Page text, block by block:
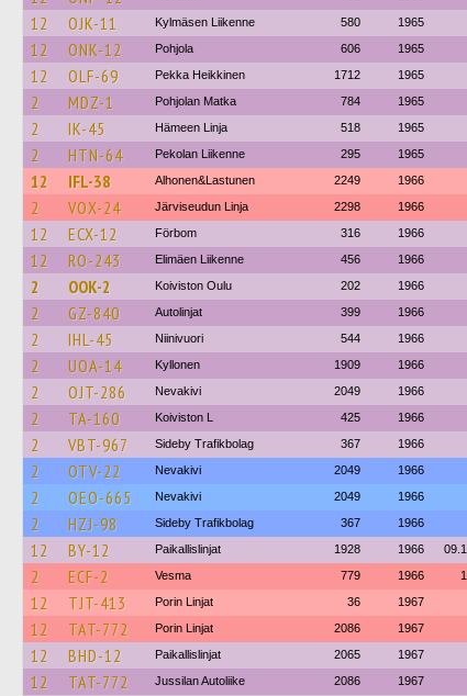
12 OJK-11 Kylmäsen Liikenne 580 1965
12 ONK-12 Pohjola 606 1965
12 OLF-69 Pekka Heikkinen 1712 1965
2 MDZ-1 Pohjolan Matka 784 1965
2 IK-45 Hämeen Linja 518 1965
2 HTN-64 Pekolan Liikenne 295 1965
12 IFL-38 Alhonen&Lastunen 2249 1966
2 VOX-24 Järviseudun Linja 2298 1966
12 ECX-12 Förbom 316 1966
12 RO-243 Elimäen Liikenne 456 1966
2 OOK-2 Koiviston Oulu 202 1966
2 GZ-840 Autolinjat 399 1966
2 IHL-45 Niinivuori 544 1966
2 UOA-14 Kyllonen 1909 1966
2 OJT-286 Nevakivi 2049 1966
2 TA-160 Koiviston L 425 1966
2 VBT-967 Sideby Trafikbolag 367 1966
2 OTV-22 Nevakivi 2049 1966
2 OEO-665 Nevakivi 2049 1966
2 HZJ-98 Sideby Trafikbolag 367 1966
12 BY-12 Paikallislinjat 1928 1966
2 ECF-2 Vesma 779 1966
12 TJT-413 Porin Linjat 36 1967
12 TAT-772 Porin Linjat 2086 1967
12 BHD-12 Paikallislinjat 2065 1967
12 TAT-772 Jussilan Autoliike 2086 1967